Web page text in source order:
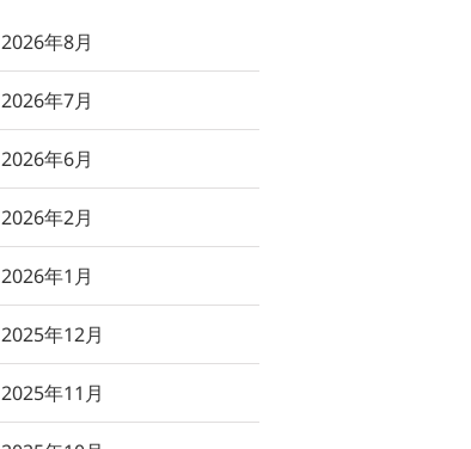
2026年8月
2026年7月
2026年6月
2026年2月
2026年1月
2025年12月
2025年11月